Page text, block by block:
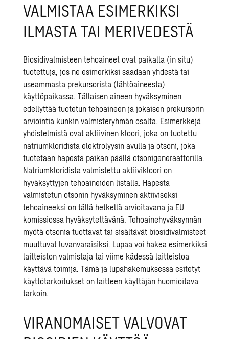
VALMISTAA ESIMERKIKSI
ILMASTA TAI MERIVEDESTÄ
Biosidivalmisteen tehoaineet ovat paikalla (in situ)
tuotettuja, jos ne esimerkiksi saadaan yhdestä tai
useammasta prekursorista (lähtöaineesta)
käyttöpaikassa. Tällaisen aineen hyväksyminen
edellyttää tuotetun tehoaineen ja jokaisen prekursorin
arviointia kunkin valmisteryhmän osalta. Esimerkkejä
yhdistelmistä ovat aktiivinen kloori, joka on tuotettu
natriumkloridista elektrolyysin avulla ja otsoni, joka
tuotetaan hapesta paikan päällä otsonigeneraattorilla.
Natriumkloridista valmistettu aktiivikloori on
hyväksyttyjen tehoaineiden listalla. Hapesta
valmistetun otsonin hyväksyminenaktiiviseksi
tehoaineeksi on tällä hetkellä arvioitavana ja EU
komissiossa hyväksytettävänä. Tehoainehyväksynnän
myötä otsonia tuottavat tai sisältävät biosidivalmisteet
muuttuvat luvanvaraisiksi. Lupaa voi hakea esimerkiksi
laitteiston valmistaja tai viime kädessä laitteistoa
käyttävä toimija. Tämä ja lupahakemuksessa esitetyt
käyttötarkoitukset on laitteen käyttäjän huomioitava
tarkoin.
VIRANOMAISET VALVOVAT